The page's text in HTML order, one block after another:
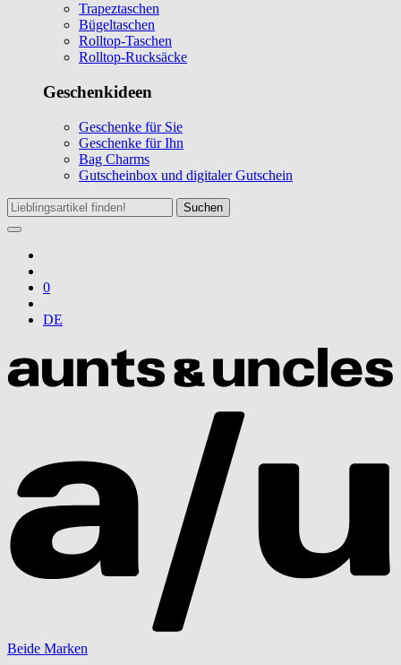
Trapeztaschen
Bügeltaschen
Rolltop-Taschen
Rolltop-Rucksäcke
Geschenkideen
Geschenke für Sie
Geschenke für Ihn
Bag Charms
Gutscheinbox und digitaler Gutschein
Suchen
0
DE
Beide Marken